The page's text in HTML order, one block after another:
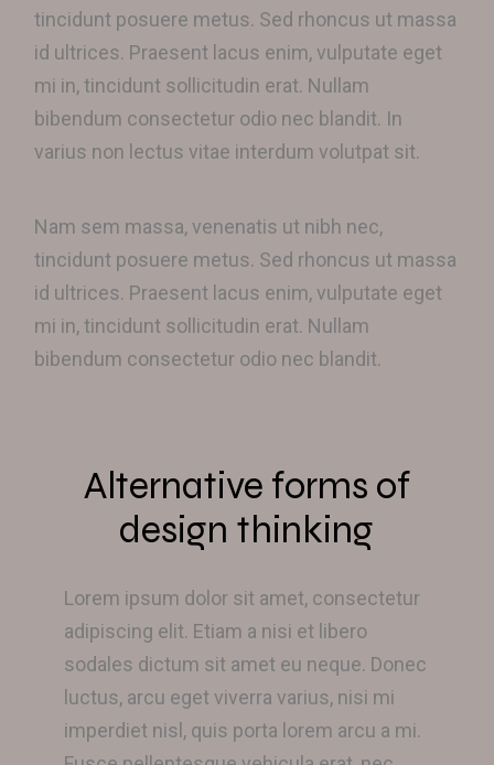
tincidunt posuere metus. Sed rhoncus ut massa
id ultrices. Praesent lacus enim, vulputate eget
mi in, tincidunt sollicitudin erat. Nullam
bibendum consectetur odio nec blandit. In
varius non lectus vitae interdum volutpat sit.
Nam sem massa, venenatis ut nibh nec,
tincidunt posuere metus. Sed rhoncus ut massa
id ultrices. Praesent lacus enim, vulputate eget
mi in, tincidunt sollicitudin erat. Nullam
bibendum consectetur odio nec blandit.
Alternative forms of
design thinking
Lorem ipsum dolor sit amet, consectetur
adipiscing elit. Etiam a nisi et libero
sodales dictum sit amet eu neque. Donec
luctus, arcu eget viverra varius, nisi mi
imperdiet nisl, quis porta lorem arcu a mi.